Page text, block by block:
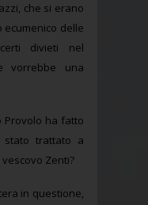
che si erano
ecumenico delle
divieti nel
vorrebbe una
Provolo ha fatto
trattato a
Zenti?
in questione,